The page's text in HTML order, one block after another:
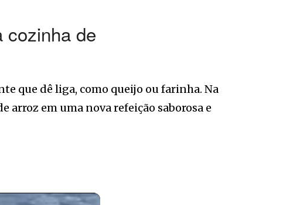
cozinha de
que dê liga, como queijo ou farinha. Na
arroz em uma nova refeição saborosa e